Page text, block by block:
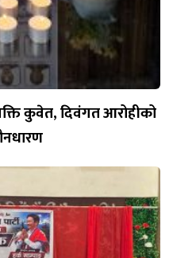
कुवेत, दिवंगत आरोहीको